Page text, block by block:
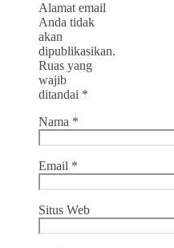
Alamat email
Anda tidak
akan
dipublikasikan.
Ruas yang
wajib
ditandai *
Nama *
Email *
Situs Web